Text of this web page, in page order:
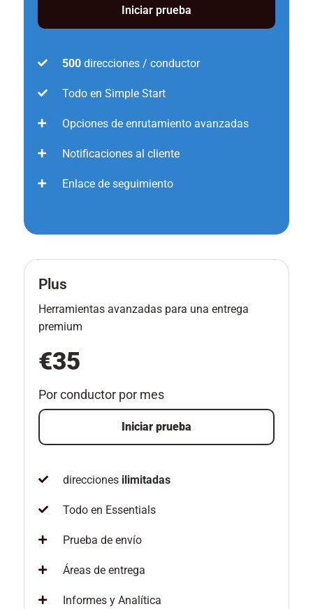
Iniciar prueba
500direcciones / conductor
Todo en Simple Start
Opciones de enrutamiento avanzadas
Notificaciones al cliente
Enlace de seguimiento
Plus
Herramientas avanzadas para una entrega
premium
€35
Por conductor por mes
Iniciar prueba
direcciones ilimitadas
Todo en Essentials
Prueba de envío
Áreas de entrega
Informes y Analítica